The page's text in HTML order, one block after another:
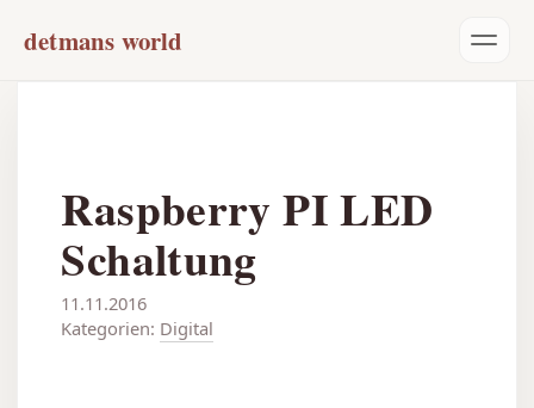
detmans world
Raspberry PI LED
Schaltung
11.11.2016
Kategorien: Digital